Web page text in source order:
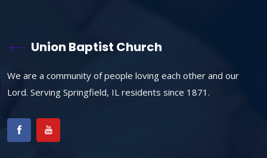
Union Baptist Church
We are a community of people loving each other and our
Lord. Serving Springfield, IL residents since 1871.